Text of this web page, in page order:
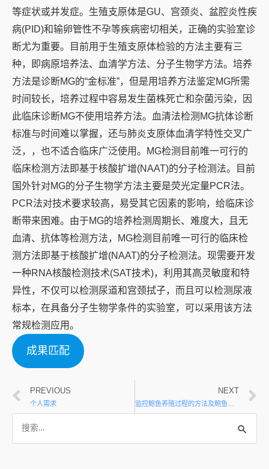
等症状或并发症。生殖支原体是GU、宫颈炎、盆腔炎性疾
病(PID)和输卵管性不孕等疾病密切相关，正确的实验室诊
断尤为重要。目前用于生殖支原体检验的方法主要有三
种，即病原培养法、血清学方法、分子生物学方法。培养
方法是诊断MG的“金标准”，但是用培养方法鉴定MG所需
时间较长，培养过程中容易发生菌株死亡和杂菌污染，因
此临床诊断MG不使用培养方法。血清法检测MG抗体诊断
标准与时间难以掌握，还与肺炎支原体血清学特性交叉广
泛，，也不适合临床广泛使用。MG检测目前唯一可行的
临床检测方法即基于核酸扩增(NAAT)的分子检测法。目前
国外针对MG的分子生物学方法主要是荧光定量PCR法。
PCR法对技术要求较高，易受其它因素的影响，给临床诊
断带来困难。由于MG的培养检测周期长、难度大，且无
血清、抗体等检测方法，MG检测目前唯一可行的临床检
测方法即基于核酸扩增(NAAT)的分子检测法。现需要开发
一种RNA核酸检测技术(SAT技术)，利用其高灵敏度和特
异性，不仅可以检测尿道和宫颈拭子，而且可以检测尿液
标本，在具备分子生物学条件的实验室，可以采用该方法
常规检测应用。
成果匹配
PREVIOUS
个人需求
NEXT